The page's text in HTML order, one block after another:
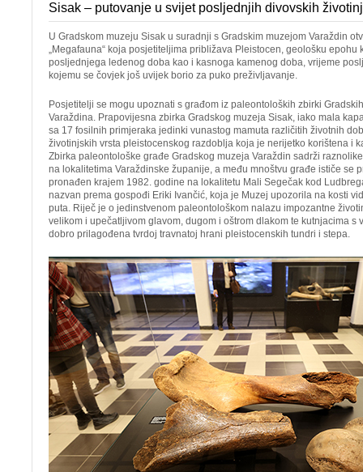
Sisak – putovanje u svijet posljednjih divovskih
U Gradskom muzeju Sisak u suradnji s Gradskim muzejom Varaždin
„Megafauna“ koja posjetiteljima približava Pleistocen, geološku epohu
posljednjega ledenog doba kao i kasnoga kamenog doba, vrijeme
kojemu se čovjek još uvijek borio za puko preživljavanje.
Posjetitelji se mogu upoznati s građom iz paleontoloških zbirki
Varaždina. Prapovijesna zbirka Gradskog muzeja Sisak, iako mala
sa 17 fosilnih primjeraka jedinki vunastog mamuta različitih životnih
životinjskih vrsta pleistocenskog razdoblja koja je nerijetko korištena i
Zbirka paleontološke građe Gradskog muzeja Varaždin sadrži
na lokalitetima Varaždinske županije, a među mnoštvu građe ističe se
pronađen krajem 1982. godine na lokalitetu Mali Segečak kod
nazvan prema gospođi Eriki Ivančić, koja je Muzej upozorila na kosti
puta. Riječ je o jedinstvenom paleontološkom nalazu impozantne
velikom i upečatljivom glavom, dugom i oštrom dlakom te kutnjacima s
dobro prilagođena tvrdoj travnatoj hrani pleistocenskih tundri i stepa.